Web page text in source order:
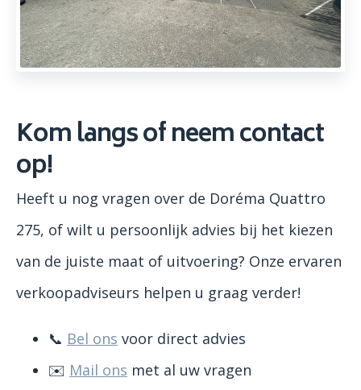
Kom langs of neem contact
op!
Heeft u nog vragen over de Doréma Quattro
275, of wilt u persoonlijk advies bij het kiezen
van de juiste maat of uitvoering? Onze ervaren
verkoopadviseurs helpen u graag verder!
📞 Bel ons voor direct advies
✉️ Mail ons met al uw vragen